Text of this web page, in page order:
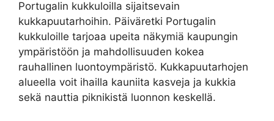
Portugalin kukkuloilla sijaitsevain
kukkapuutarhoihin. Päiväretki Portugalin
kukkuloille tarjoaa upeita näkymiä kaupungin
ympäristöön ja mahdollisuuden kokea
rauhallinen luontoympäristö. Kukkapuutarhojen
alueella voit ihailla kauniita kasveja ja kukkia
sekä nauttia piknikistä luonnon keskellä.